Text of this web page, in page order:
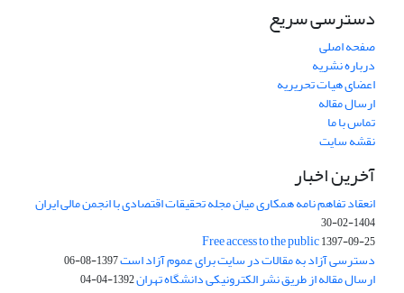
دسترسی سریع
صفحه اصلی
درباره نشریه
اعضای هیات تحریریه
ارسال مقاله
تماس با ما
نقشه سایت
آخرین اخبار
انعقاد تفاهم نامه همکاری میان مجله تحقیقات اقتصادی با انجمن مالی ایران
1404-02-30
Free access to the public1397-09-25
دسترسی آزاد به مقالات در سایت برای عموم آزاد است1397-08-06
ارسال مقاله از طریق نشر الکترونیکی دانشگاه تهران1392-04-04